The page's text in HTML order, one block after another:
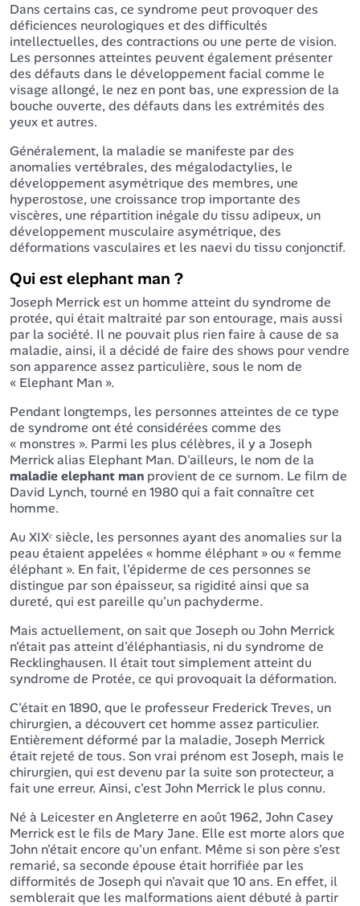
Dans certains cas, ce syndrome peut provoquer des
déficiences neurologiques et des difficultés
intellectuelles, des contractions ou une perte de vision.
Les personnes atteintes peuvent également présenter
des défauts dans le développement facial comme le
visage allongé, le nez en pont bas, une expression de la
bouche ouverte, des défauts dans les extrémités des
yeux et autres.
Généralement, la maladie se manifeste par des
anomalies vertébrales, des mégalodactylies, le
développement asymétrique des membres, une
hyperostose, une croissance trop importante des
viscères, une répartition inégale du tissu adipeux, un
développement musculaire asymétrique, des
déformations vasculaires et les naevi du tissu conjonctif.
Qui est elephant man ?
Joseph Merrick est un homme atteint du syndrome de
protée, qui était maltraité par son entourage, mais aussi
par la société. Il ne pouvait plus rien faire à cause de sa
maladie, ainsi, il a décidé de faire des shows pour vendre
son apparence assez particulière, sous le nom de
« Elephant Man ».
Pendant longtemps, les personnes atteintes de ce type
de syndrome ont été considérées comme des
« monstres ». Parmi les plus célèbres, il y a Joseph
Merrick alias Elephant Man. D'ailleurs, le nom de la
maladie elephant man provient de ce surnom. Le film de
David Lynch, tourné en 1980 qui a fait connaître cet
homme.
Au XIXᵉ siècle, les personnes ayant des anomalies sur la
peau étaient appelées « homme éléphant » ou « femme
éléphant ». En fait, l'épiderme de ces personnes se
distingue par son épaisseur, sa rigidité ainsi que sa
dureté, qui est pareille qu'un pachyderme.
Mais actuellement, on sait que Joseph ou John Merrick
n'était pas atteint d'éléphantiasis, ni du syndrome de
Recklinghausen. Il était tout simplement atteint du
syndrome de Protée, ce qui provoquait la déformation.
C'était en 1890, que le professeur Frederick Treves, un
chirurgien, a découvert cet homme assez particulier.
Entièrement déformé par la maladie, Joseph Merrick
était rejeté de tous. Son vrai prénom est Joseph, mais le
chirurgien, qui est devenu par la suite son protecteur, a
fait une erreur. Ainsi, c'est John Merrick le plus connu.
Né à Leicester en Angleterre en août 1962, John Casey
Merrick est le fils de Mary Jane. Elle est morte alors que
John n'était encore qu'un enfant. Même si son père s'est
remarié, sa seconde épouse était horrifiée par les
difformités de Joseph qui n'avait que 10 ans. En effet, il
semblerait que les malformations aient débuté à partir